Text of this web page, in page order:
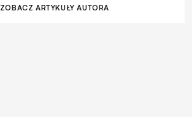
ZOBACZ ARTYKUŁY AUTORA